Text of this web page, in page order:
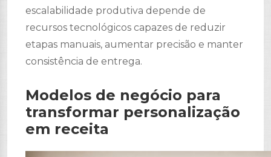
escalabilidade produtiva depende de
recursos tecnológicos capazes de reduzir
etapas manuais, aumentar precisão e manter
consistência de entrega.
Modelos de negócio para
transformar personalização
em receita